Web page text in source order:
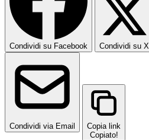
Condividi su Facebook Condividi su X
Condividi via Email
Copia link
Copiato!